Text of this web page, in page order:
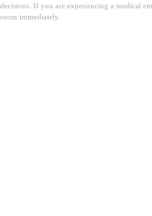
decisions. If you are experiencing a medical
room immediately.